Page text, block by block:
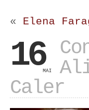
« Elena
16MAI
Caler